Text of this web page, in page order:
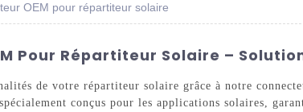
OEM pour répartiteur solaire
Pour Répartiteur Solaire –
de votre répartiteur solaire grâce à notre
conçus pour les applications solaires,